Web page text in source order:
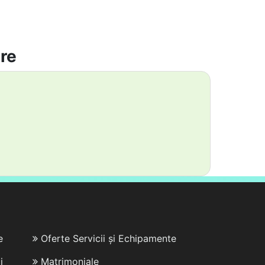
Oferte Servicii și Echipamente
Matrimoniale